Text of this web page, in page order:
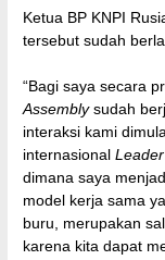
Ketua BP KNPI
tersebut sudah
“Bagi saya secara
Assemblysudah
interaksi kami
internasional
dimana saya
model kerja sama
buru, merupakan
karena kita dapat